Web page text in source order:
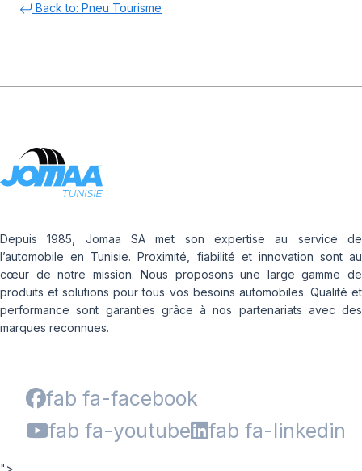
Back to: Pneu Tourisme
Depuis 1985, Jomaa SA met son expertise au service de
l’automobile en Tunisie. Proximité, fiabilité et innovation sont au
cœur de notre mission. Nous proposons une large gamme de
produits et solutions pour tous vos besoins automobiles. Qualité et
performance sont garanties grâce à nos partenariats avec des
marques reconnues.
fab fa-facebook
fab fa-youtube
fab fa-linkedin
">